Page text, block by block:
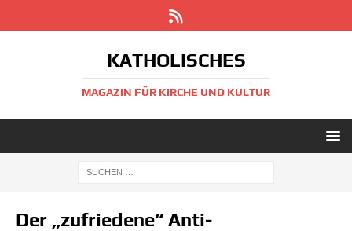
KATHOLISCHES
MAGAZIN FÜR KIRCHE UND KULTUR
Der „zufriedene“ Anti-